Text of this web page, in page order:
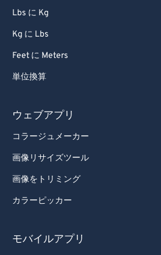
Lbs に Kg
Kg に Lbs
Feet に Meters
単位換算
ウェブアプリ
コラージュメーカー
画像リサイズツール
画像をトリミング
カラーピッカー
モバイルアプリ